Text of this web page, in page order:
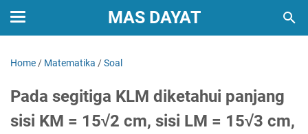
MAS DAYAT
Home / Matematika /Soal
Pada segitiga KLM diketahui panjang
sisi KM = 15√2 cm, sisi LM = 15√3 cm,